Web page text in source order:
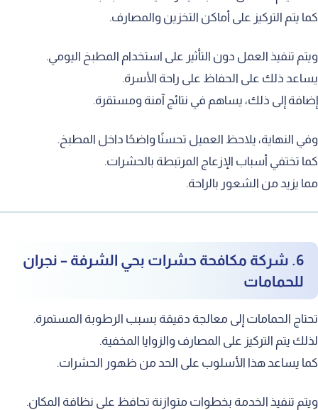
يتم التركيز على أماكن التخزين والمصارف.
تنفيذ العمل دون التأثير على استخدام المطبخ اليومي.
ذلك على الحفاظ على راحة الأسرة.
إلى ذلك، يساهم في نتائج آمنة ومستقرة.
النهاية، يلاحظ العميل تحسنًا واضحًا داخل المطبخ.
تختفي أسباب الإزعاج المرتبطة بالحشرات.
يزيد من الشعور بالراحة.
6. شركة مكافحة حشرات بحي الشرفة – نجران
للحمامات
الحمامات إلى معالجة دقيقة بسبب الرطوبة المستمرة.
يتم التركيز على المصارف والزوايا المخفية.
يساعد هذا الأسلوب على الحد من ظهور الحشرات.
تنفيذ الخدمة بخطوات متوازنة تحافظ على نظافة المكان.